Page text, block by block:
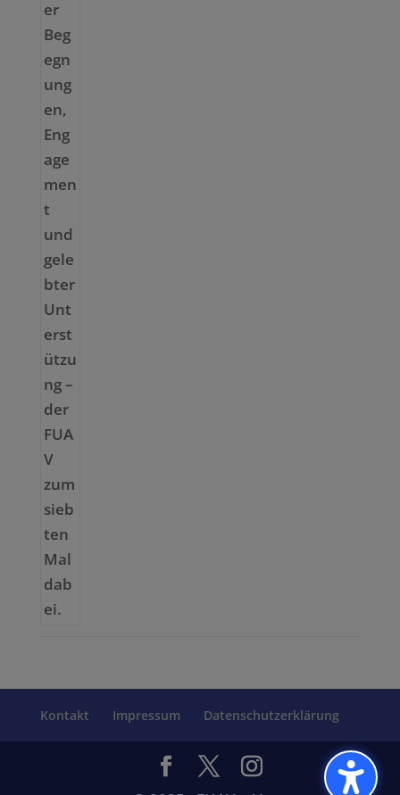
Kontakt Impressum Datenschutzerklärung